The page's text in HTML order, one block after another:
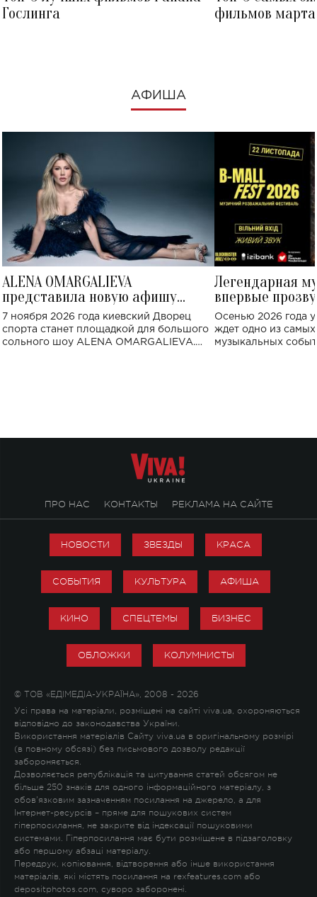
Гослинга
фильмов
АФИША
ALENA OMARGALIEVA
представила новую афишу
большого концерта во Дворце
спорта
7 ноября 2026 года киевский Дворец
спорта станет площадкой для большого
сольного шоу ALENA OMARGALIEVA.
Легендарная
впервые
Украине: где
Осенью 2026 года
ждет одно из
музыкальных
ПРО НАС КОНТАКТЫ РЕКЛАМА НА САЙТЕ
НОВОСТИ ЗВЕЗДЫ КРАСА
СОБЫТИЯ КУЛЬТУРА АФИША
КИНО СПЕЦТЕМЫ БИЗНЕС
ОБЛОЖКИ КОЛУМНИСТЫ
© ТОВ «ЕДІМЕДІА-УКРАЇНА», 2008 - 2026
Усі права на матеріали, розміщені на сайті viva.ua, охороняються
відповідно до законодавства України.
Використання матеріалів Сайту viva.ua в оригінальному розмірі
(в повному обсязі) без письмового дозволу редакції
забороняється.
Дозволяється републікація та цитування статей обсягом не
більше 250 знаків для одного інформаційного матеріалу, з
обов'язковим зазначенням посилання на джерело, а для
Інтернет-ресурсів – пряме для пошукових систем
гіперпосилання, не закрите від індексації пошуковими
системами. Гіперпосилання має бути розміщене в підзаголовку
або першому абзаці матеріалу.
Передрук, копіювання, відтворення або інше використання
матеріалів, які містять посилання на rexfeatures.com або
depositphotos.com, суворо заборонені.